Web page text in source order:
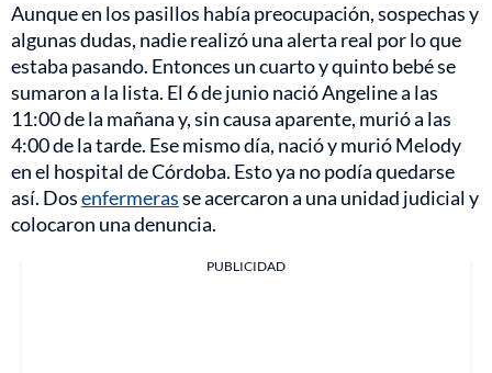
Aunque en los pasillos había preocupación, sospechas y
algunas dudas, nadie realizó una alerta real por lo que
estaba pasando. Entonces un cuarto y quinto bebé se
sumaron a la lista. El 6 de junio nació Angeline a las
11:00 de la mañana y, sin causa aparente, murió a las
4:00 de la tarde. Ese mismo día, nació y murió Melody
en el hospital de Córdoba. Esto ya no podía quedarse
así. Dosenfermerasse acercaron a una unidad judicial y
colocaron una denuncia.
PUBLICIDAD